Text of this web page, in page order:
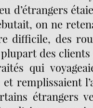
d’étrangers
on ne
difficile, des
des
qui
remplissaient
étrangers